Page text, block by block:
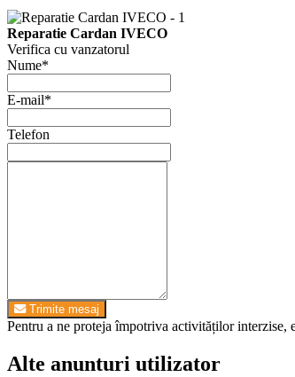
Reparatie Cardan IVECO
Verifica cu vanzatorul
Nume*
E-mail*
Telefon
Trimite mesaj
Pentru a ne proteja împotriva activităților interzise,
Alte anunturi utilizator